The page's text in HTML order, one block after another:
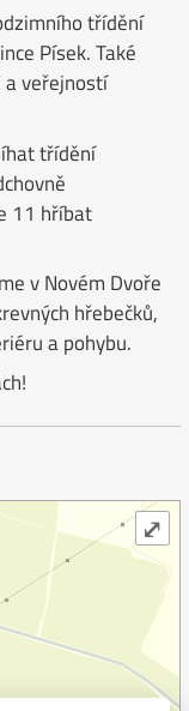
třídění
Písek. Také
veřejností
třídění
11 hříbat
v Novém Dvoře
hřebečků,
a pohybu.
⤢